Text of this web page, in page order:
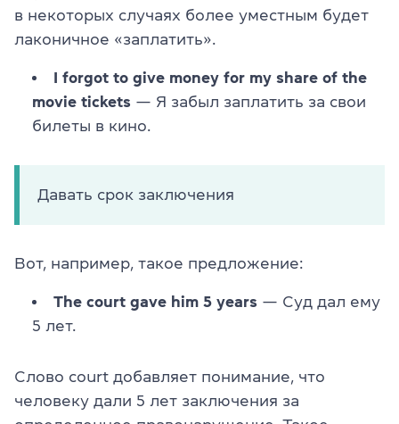
в некоторых случаях более уместным будет
лаконичное «заплатить».
I forgot to give money for my share of the
movie tickets — Я забыл заплатить за свои
билеты в кино.
Давать срок заключения
Вот, например, такое предложение:
The court gave him 5 years — Суд дал ему
5 лет.
Слово court добавляет понимание, что
человеку дали 5 лет заключения за